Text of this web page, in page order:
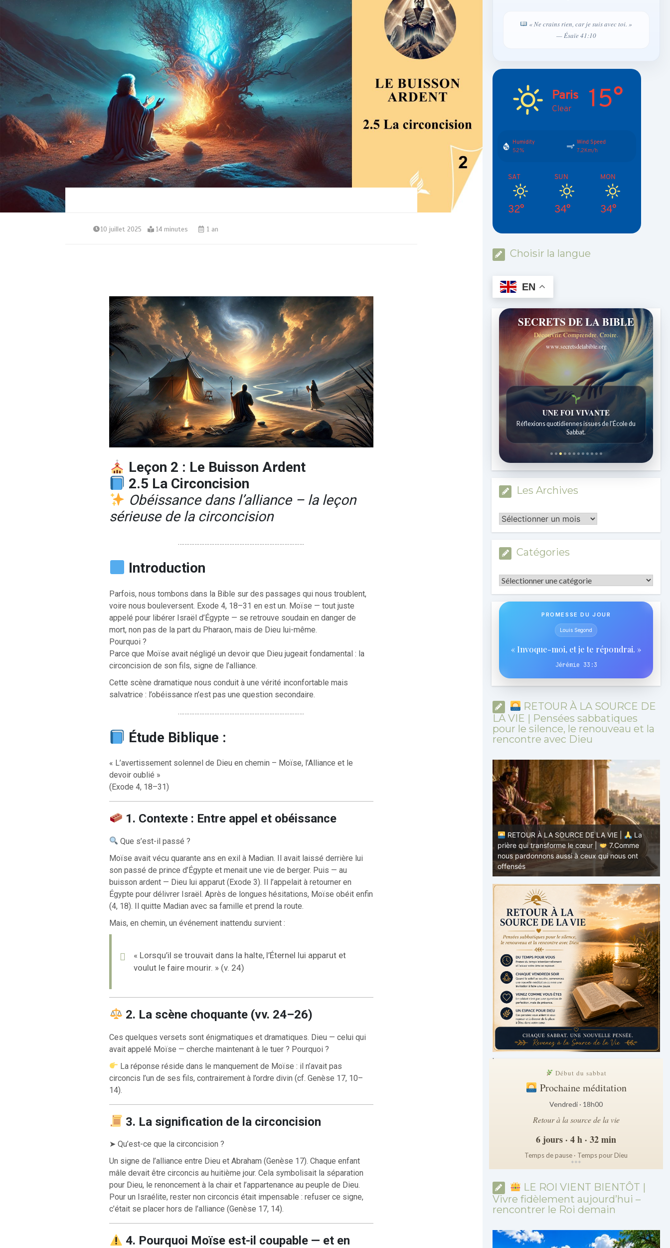
10 juillet 2025 14 minutes 1 an
Leçon 2 : Le Buisson Ardent
2.5 La Circoncision
Obéissance dans l’alliance – la leçon
sérieuse de la circoncision
………………………………………………………………….
Introduction
Parfois, nous tombons dans la Bible sur des passages qui nous troublent,
voire nous bouleversent. Exode 4, 18–31 en est un. Moïse — tout juste
appelé pour libérer Israël d’Égypte — se retrouve soudain en danger de
mort, non pas de la part du Pharaon, mais de Dieu lui-même.
Pourquoi ?
Parce que Moïse avait négligé un devoir que Dieu jugeait fondamental : la
circoncision de son fils, signe de l’alliance.
Cette scène dramatique nous conduit à une vérité inconfortable mais
salvatrice : l’obéissance n’est pas une question secondaire.
………………………………………………………………….
Étude Biblique :
« L’avertissement solennel de Dieu en chemin – Moïse, l’Alliance et le
devoir oublié »
(Exode 4, 18–31)
1. Contexte : Entre appel et obéissance
Que s’est-il passé ?
Moïse avait vécu quarante ans en exil à Madian. Il avait laissé derrière lui
son passé de prince d’Égypte et menait une vie de berger. Puis — au
buisson ardent — Dieu lui apparut (Exode 3). Il l’appelait à retourner en
Égypte pour délivrer Israël. Après de longues hésitations, Moïse obéit enfin
(4, 18). Il quitte Madian avec sa famille et prend la route.
Mais, en chemin, un événement inattendu survient :
« Lorsqu’il se trouvait dans la halte, l’Éternel lui apparut et
voulut le faire mourir. » (v. 24)
2. La scène choquante (vv. 24–26)
Ces quelques versets sont énigmatiques et dramatiques. Dieu — celui qui
avait appelé Moïse — cherche maintenant à le tuer ? Pourquoi ?
La réponse réside dans le manquement de Moïse : il n’avait pas
circoncis l’un de ses fils, contrairement à l’ordre divin (cf. Genèse 17, 10–
14).
3. La signification de la circoncision
➤ Qu’est-ce que la circoncision ?
Un signe de l’alliance entre Dieu et Abraham (Genèse 17). Chaque enfant
mâle devait être circoncis au huitième jour. Cela symbolisait la séparation
pour Dieu, le renoncement à la chair et l’appartenance au peuple de Dieu.
Pour un Israélite, rester non circoncis était impensable : refuser ce signe,
c’était se placer hors de l’alliance (Genèse 17, 14).
4. Pourquoi Moïse est-il coupable — et en
« Ne crains rien, car je suis avec toi. »
— Ésaïe 41:10
Paris
Clear 15°
Humidity
52%
Wind Speed
7.2Km/h
SAT
32°
SUN
34°
MON
34°
Choisir la langue
EN
SECRETS DE LA BIBLE
Découvrir. Comprendre. Croire.
www.secretsdelabible.org
Histoires bibliques étonnantes
Histoires pour les enfants de 7 à 12 ans.
Les Archives
Les
Archives
Catégories
Catégories
PROMESSE DU JOUR
Louis Segond
« Invoque-moi, et je te répondrai. »
Jérémie 33:3
RETOUR À LA SOURCE DE
LA VIE | Pensées sabbatiques
pour le silence, le renouveau et la
rencontre avec Dieu
RETOUR À LA SOURCE DE LA VIE |
La
9. Délivre-
RETOUR À LA SOURCE DE LA VIE |
prière qui transforme le cœur |
8.Ne nous
induis pas en tentation
nous pardonnons aussi à ceux qui nous ont
RETOUR À LA SOURCE DE LA VIE |
La
prière qui transforme le cœur |
6.Et
pardonne-nous nos offenses
.
Début du sabbat
Prochaine méditation
Vendredi · 18h00
Retour à la source de la vie
6 jours · 4 h · 32 min
Temps de pause · Temps pour Dieu
***
LE ROI VIENT BIENTÔT |
Vivre fidèlement aujourd’hui –
rencontrer le Roi demain